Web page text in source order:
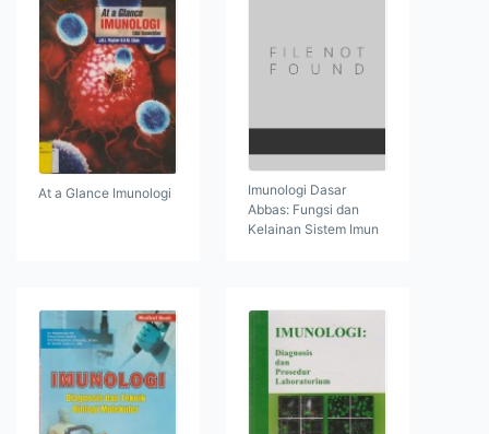
At a Glance Imunologi
Imunologi Dasar
Abbas: Fungsi dan
Kelainan Sistem Imun